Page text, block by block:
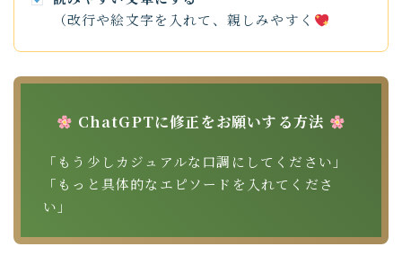
（改行や絵文字を入れて、親しみやすく
ChatGPTに修正をお願いする方法
「もう少しカジュアルな口調にしてください」
「もっと具体的なエピソードを入れてくださ
い」